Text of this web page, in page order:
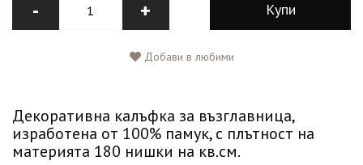
- + Купи
Добави в любими
Декоративна калъфка за възглавница,
изработена от 100% памук, с плътност на
материята 180 нишки на кв.см.